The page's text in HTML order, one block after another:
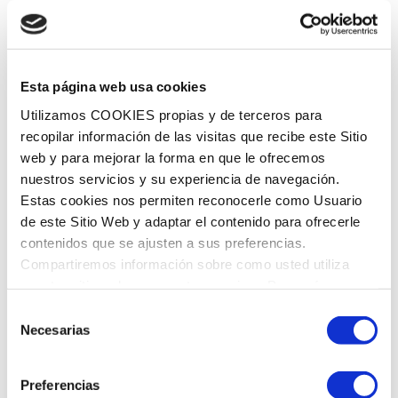
Esta página web usa cookies
Utilizamos COOKIES propias y de terceros para
recopilar información de las visitas que recibe este Sitio
web y para mejorar la forma en que le ofrecemos
nuestros servicios y su experiencia de navegación.
Estas cookies nos permiten reconocerle como Usuario
de este Sitio Web y adaptar el contenido para ofrecerle
contenidos que se ajusten a sus preferencias.
Compartiremos información sobre como usted utiliza
Necesarias
Preferencias
Restauradora
Periodoncia
HORARIO
Lunes
Martes
Jueves
8:00 a 14:00 - 15:00 a 21:00
8:00 a 14:00 - 15:00 a 21:00
8:00 a 14:00 - 15:00 a 21:00